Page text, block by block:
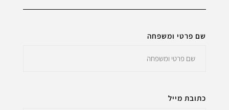
שם פרטי ומשפחה
כתובת מייל